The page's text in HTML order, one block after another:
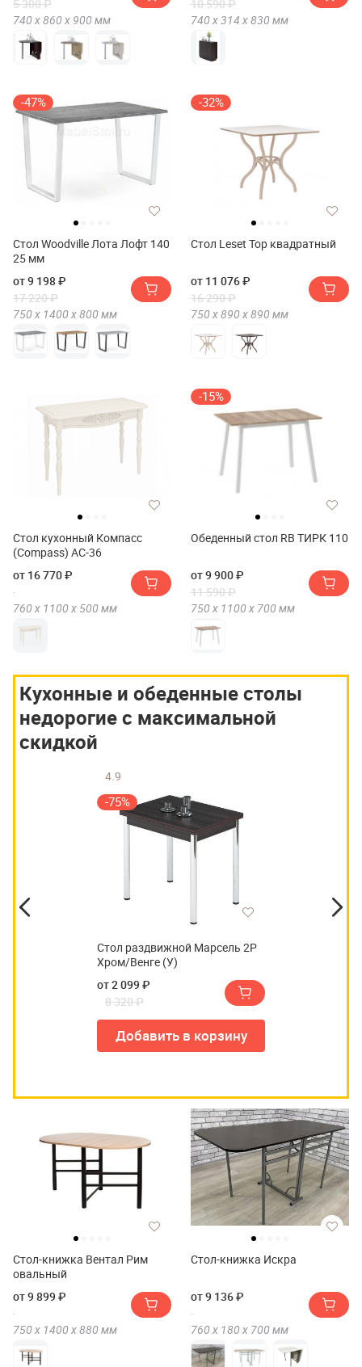
5 300 ₽
740 х860 х 900 мм
10 590 ₽
740 х314 х830 мм
-47%
Стол Woodville Лота Лофт 140
25 мм
от 9 198 ₽
17 220 ₽
750 х 1400 х800 мм
-32%
Стол Leset Тор квадратный
от 11 076 ₽
16 290 ₽
750 х890 х890 мм
Стол кухонный Компасс
(Compass) АС-36
от 16 770 ₽
760 х 1100 х 500 мм
-15%
Обеденный стол RB ТИРК 110
от 9 900 ₽
11 590 ₽
750 х 1100 х 700 мм
Кухонные и обеденные столы
недорогие с максимальной
скидкой
4.9
-75%
Стол раздвижной Марсель 2Р
Хром/Венге (У)
от 2 099 ₽
8 320 ₽
Добавить в корзину
Стол-книжка Вентал Рим
овальный
от 9 899 ₽
750 х 1400 х880 мм
Стол-книжка Искра
от 9 136 ₽
760 х 180 х 700 мм